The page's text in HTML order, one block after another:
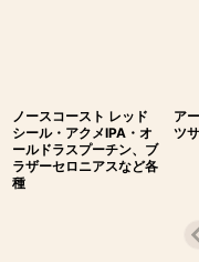
ノースコースト レッド
シール・アクメIPA・オ
ールドラスプーチン、ブ
ラザーセロニアスなど各
種
ア
ツ